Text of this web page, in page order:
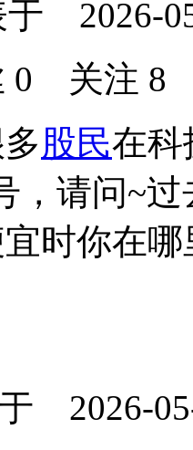
2026-
0 关注 8
股民在科
，请问~
时你在
2026-